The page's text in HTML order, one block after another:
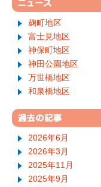
麹町地区
富士見地区
神保町地区
神田公園地区
万世橋地区
和泉橋地区
2026年6月
2026年3月
2025年11月
2025年9月